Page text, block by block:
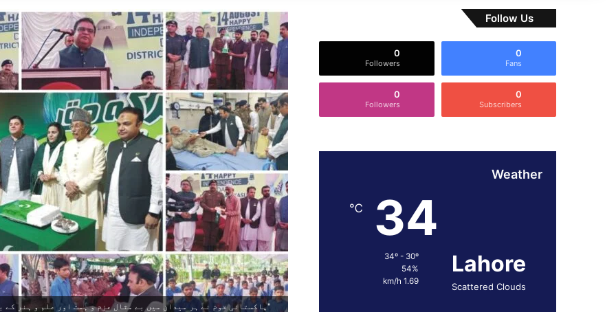
"پاکستانی قوم نے ہر میدان میں بے مثال عزم و ہمت اور علم و ہنر کے
Follow Us
0
Fans
0
Followers
0
Subscribers
0
Followers
Weather
Lahore
Scattered Clouds
34
℃
54%
1.69 km/h